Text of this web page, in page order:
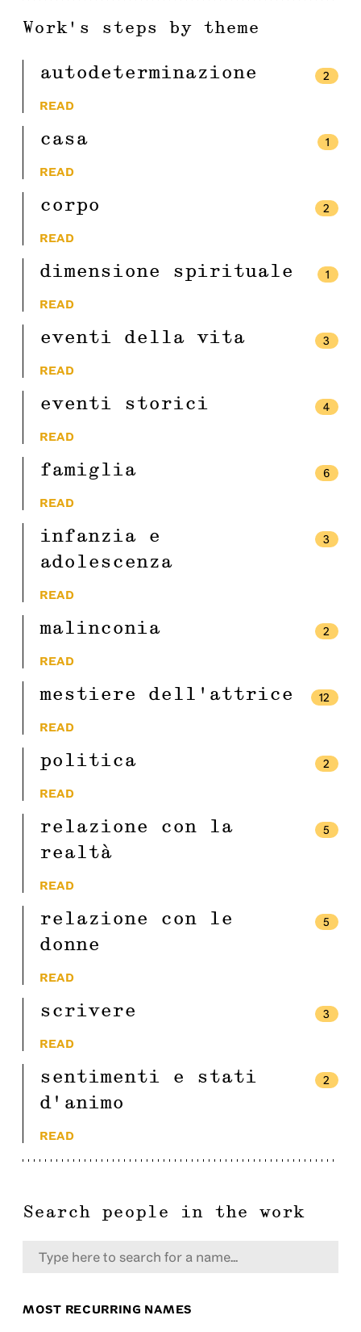
Work's steps by theme
autodeterminazione
2
READ
casa
1
READ
corpo
2
READ
dimensione spirituale
1
READ
eventi della vita
3
READ
eventi storici
4
READ
famiglia
6
READ
infanzia e
adolescenza
3
READ
malinconia
2
READ
mestiere dell’attrice
12
READ
politica
2
READ
relazione con la
realtà
5
READ
relazione con le
donne
5
READ
scrivere
3
READ
sentimenti e stati
d'animo
2
READ
Search people in the work
MOST RECURRING NAMES